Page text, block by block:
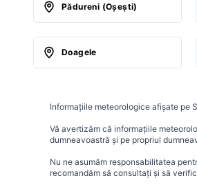
Pădureni (Oşeşti)
Doagele
Informațiile meteorologice afișate pe
Vă avertizăm că informațiile
dumneavoastră și pe propriul
Nu ne asumăm responsabilitatea
recomandăm să consultați și să